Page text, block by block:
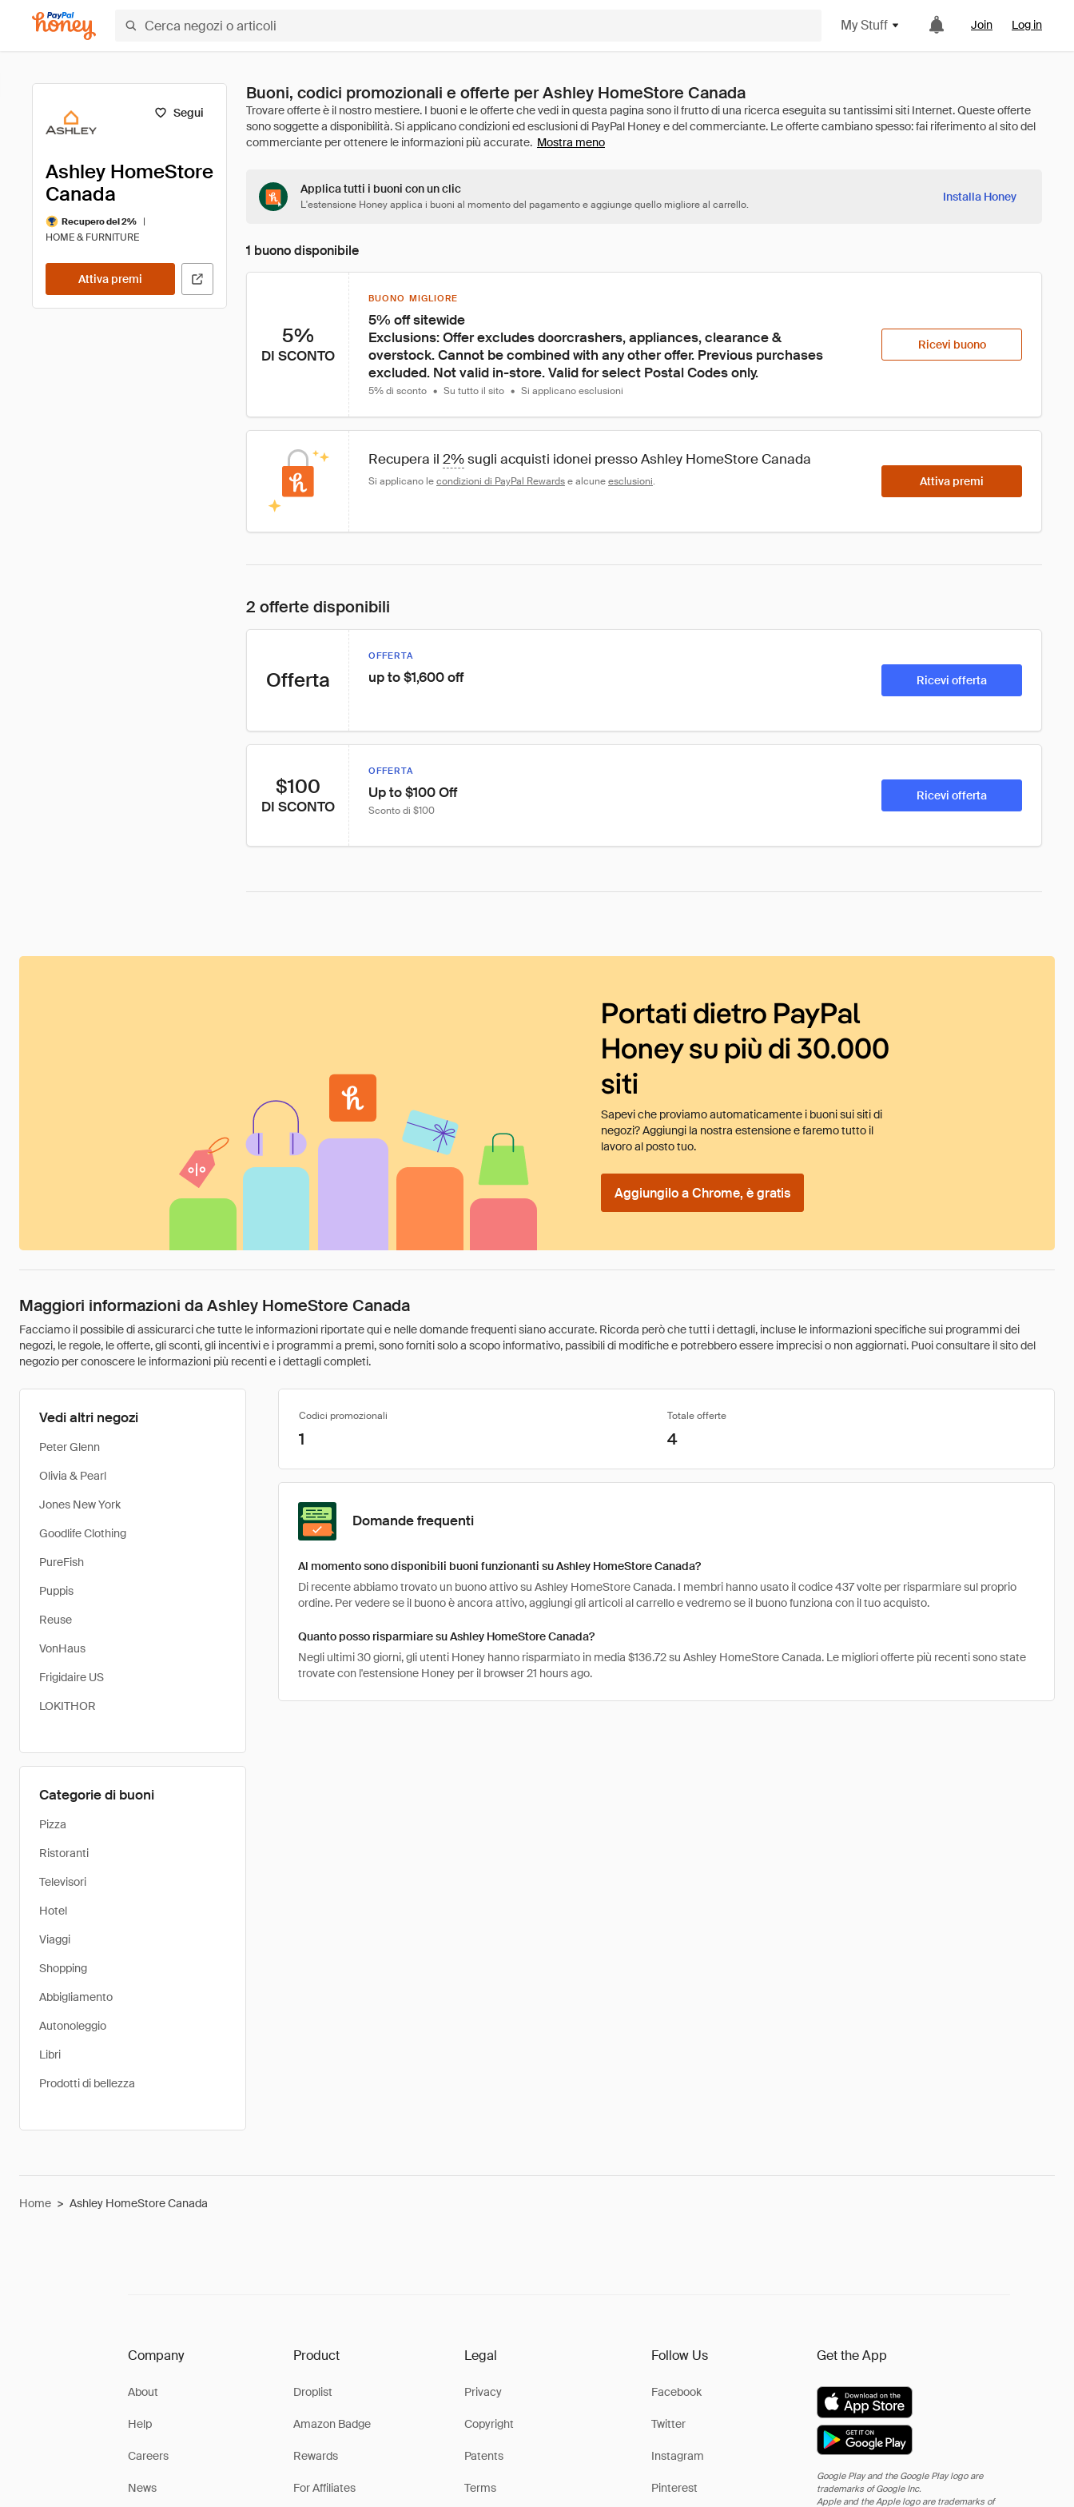
My Stuff Join Log in
Segui
Ashley HomeStore
Canada
Recupero del 2%
|
HOME & FURNITURE
Attiva premi
Buoni, codici promozionali e offerte per Ashley HomeStore Canada
Mostra meno
Applica tutti i buoni con un clic
L'estensione Honey applica i buoni al momento del pagamento e aggiunge quello migliore al carrello.
Installa Honey
1 buono disponibile
5%
DI SCONTO
BUONO MIGLIORE
5% off sitewide
Exclusions: Offer excludes doorcrashers, appliances, clearance &
overstock. Cannot be combined with any other offer. Previous purchases
excluded. Not valid in-store. Valid for select Postal Codes only.
5% di sconto • Su tutto il sito • Si applicano esclusioni
Ricevi buono
Recupera il 2% sugli acquisti idonei presso Ashley HomeStore Canada
Si applicano le condizioni di PayPal Rewards e alcune esclusioni. Attiva premi
2 offerte disponibili
Offerta
OFFERTA
up to $1,600 off Ricevi offerta
$100
DI SCONTO
OFFERTA
Up to $100 Off
Sconto di $100
Ricevi offerta
Portati dietro PayPal
Honey su più di 30.000
siti
Sapevi che proviamo automaticamente i buoni sui siti di
negozi? Aggiungi la nostra estensione e faremo tutto il
lavoro al posto tuo.
Aggiungilo a Chrome, è gratis
Maggiori informazioni da Ashley HomeStore Canada
Facciamo il possibile di assicurarci che tutte le informazioni riportate qui e nelle domande frequenti siano accurate. Ricorda però che tutti i dettagli, incluse le informazioni specifiche sui programmi dei
negozi, le regole, le offerte, gli sconti, gli incentivi e i programmi a premi, sono forniti solo a scopo informativo, passibili di modifiche e potrebbero essere imprecisi o non aggiornati. Puoi consultare il sito del
negozio per conoscere le informazioni più recenti e i dettagli completi.
Vedi altri negozi
Peter Glenn
Olivia & Pearl
Jones New York
Goodlife Clothing
PureFish
Puppis
Reuse
VonHaus
Frigidaire US
LOKITHOR
Categorie di buoni
Pizza
Ristoranti
Televisori
Hotel
Viaggi
Shopping
Abbigliamento
Autonoleggio
Libri
Prodotti di bellezza
Codici promozionali Totale offerte
1 4
Domande frequenti
Al momento sono disponibili buoni funzionanti su Ashley HomeStore Canada?
Di recente abbiamo trovato un buono attivo su Ashley HomeStore Canada. I membri hanno usato il codice 437 volte per risparmiare sul proprio
ordine. Per vedere se il buono è ancora attivo, aggiungi gli articoli al carrello e vedremo se il buono funziona con il tuo acquisto.
Quanto posso risparmiare su Ashley HomeStore Canada?
Negli ultimi 30 giorni, gli utenti Honey hanno risparmiato in media $136.72 su Ashley HomeStore Canada. Le migliori offerte più recenti sono state
trovate con l'estensione Honey per il browser 21 hours ago.
Home > Ashley HomeStore Canada
Company
About
Help
Careers
News
Product
Droplist
Amazon Badge
Rewards
For Affiliates
Legal
Privacy
Copyright
Patents
Terms
Follow Us
Facebook
Twitter
Instagram
Pinterest
Get the App
Google Play and the Google Play logo are
trademarks of Google Inc.
Apple and the Apple logo are trademarks of